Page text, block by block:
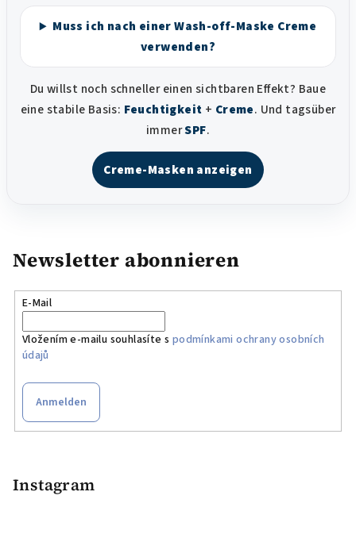
Muss ich nach einer Wash-off-Maske Creme
verwenden?
Du willst noch schneller einen sichtbaren Effekt? Baue
eine stabile Basis: Feuchtigkeit + Creme. Und tagsüber
immerSPF.
Creme-Masken anzeigen
Newsletter abonnieren
E-Mail
Vložením e-mailu souhlasíte s podmínkami ochrany osobních
údajů
Anmelden
Instagram